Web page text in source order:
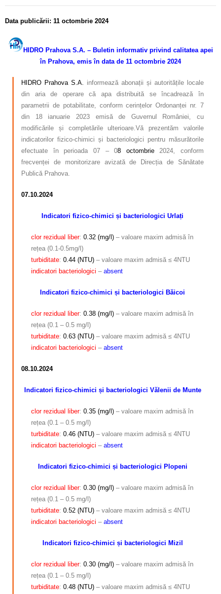
Data publicării: 11 octombrie 2024
HIDRO Prahova S.A. – Buletin informativ privind calitatea apei
în Prahova, emis în data de 11 octombrie 2024
HIDRO Prahova S.A. informează abonații și autoritățile locale
din aria de operare că apa distribuită se încadrează în
parametrii de potabilitate, conform cerințelor Ordonanței nr. 7
din 18 ianuarie 2023 emisă de Guvernul României, cu
modificările și completările ulterioare.Vă prezentăm valorile
indicatorilor fizico-chimici și bacteriologici pentru măsurătorile
efectuate în perioada 07 – 08 octombrie2024, conform
frecvenței de monitorizare avizată de Direcția de Sănătate
Publică Prahova.
07.10.2024
Indicatori fizico-chimici și bacteriologici Urlați
clor rezidual liber: 0.32 (mg/l) – valoare maxim admisă în
rețea (0.1-0.5mg/l)
turbiditate: 0.44 (NTU) – valoare maxim admisă ≤ 4NTU
indicatori bacteriologici – absent
Indicatori fizico-chimici și bacteriologici Băicoi
clor rezidual liber: 0.38 (mg/l) – valoare maxim admisă în
rețea (0.1 – 0.5 mg/l)
turbiditate: 0.63 (NTU) – valoare maxim admisă ≤ 4NTU
indicatori bacteriologici – absent
08.10.2024
Indicatori fizico-chimici și bacteriologici Vălenii de Munte
clor rezidual liber: 0.35 (mg/l) – valoare maxim admisă în
rețea (0.1 – 0.5 mg/l)
turbiditate: 0.46 (NTU) – valoare maxim admisă ≤ 4NTU
indicatori bacteriologici – absent
Indicatori fizico-chimici și bacteriologici Plopeni
clor rezidual liber: 0.30 (mg/l) – valoare maxim admisă în
rețea (0.1 – 0.5 mg/l)
turbiditate: 0.52 (NTU) – valoare maxim admisă ≤ 4NTU
indicatori bacteriologici – absent
Indicatori fizico-chimici și bacteriologici Mizil
clor rezidual liber: 0.30 (mg/l) – valoare maxim admisă în
rețea (0.1 – 0.5 mg/l)
turbiditate: 0.48 (NTU) – valoare maxim admisă ≤ 4NTU